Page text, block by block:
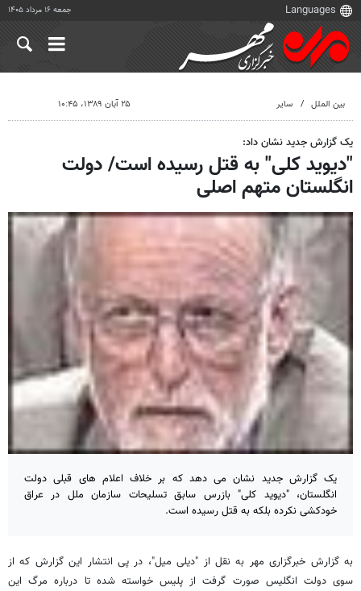
جمعه ۱۶ مرداد ۱۴۰۵
بین الملل سایر ۲۵ آبان ۱۳۸۹، ۱۰:۴۵
یک گزارش جدید نشان داد:
"دیوید کلی" به قتل رسیده است/ دولت
انگلستان متهم اصلی
یک گزارش جدید نشان می دهد که بر خلاف اعلام های قبلی دولت
انگلستان، "دیوید کلی" بازرس سابق تسلیحات سازمان ملل در عراق
خودکشی نکرده بلکه به قتل رسیده است.
به گزارش خبرگزاری مهر به نقل از "دیلی میل"، در پی انتشار این گزارش که از
سوی دولت انگلیس صورت گرفت از پلیس خواسته شده تا درباره مرگ این